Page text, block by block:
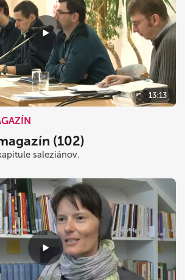
13:13
(102)
saleziánov.